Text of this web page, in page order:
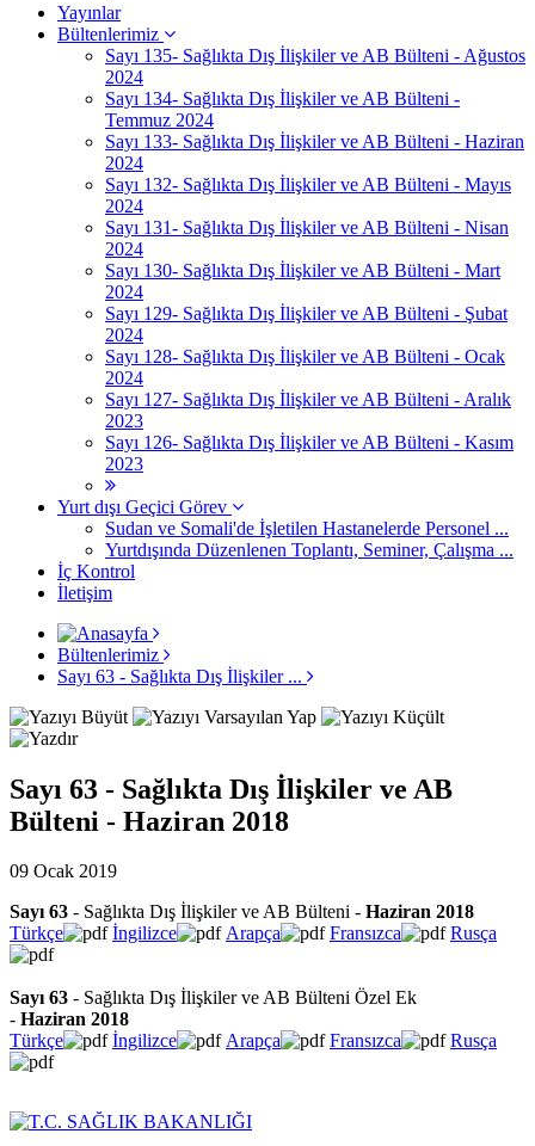
Yayınlar
Bültenlerimiz
Sayı 135- Sağlıkta Dış İlişkiler ve AB Bülteni - Ağustos
2024
Sayı 134- Sağlıkta Dış İlişkiler ve AB Bülteni -
Temmuz 2024
Sayı 133- Sağlıkta Dış İlişkiler ve AB Bülteni - Haziran
2024
Sayı 132- Sağlıkta Dış İlişkiler ve AB Bülteni - Mayıs
2024
Sayı 131- Sağlıkta Dış İlişkiler ve AB Bülteni - Nisan
2024
Sayı 130- Sağlıkta Dış İlişkiler ve AB Bülteni - Mart
2024
Sayı 129- Sağlıkta Dış İlişkiler ve AB Bülteni - Şubat
2024
Sayı 128- Sağlıkta Dış İlişkiler ve AB Bülteni - Ocak
2024
Sayı 127- Sağlıkta Dış İlişkiler ve AB Bülteni - Aralık
2023
Sayı 126- Sağlıkta Dış İlişkiler ve AB Bülteni - Kasım
2023
Yurt dışı Geçici Görev
Sudan ve Somali'de İşletilen Hastanelerde Personel ...
Yurtdışında Düzenlenen Toplantı, Seminer, Çalışma ...
İç Kontrol
İletişim
Bültenlerimiz
Sayı 63 - Sağlıkta Dış İlişkiler ...
Sayı 63 - Sağlıkta Dış İlişkiler ve AB
Bülteni - Haziran 2018
09 Ocak 2019
Sayı 63 - Sağlıkta Dış İlişkiler ve AB Bülteni - Haziran 2018
Türkçe
İngilizce Arapça Fransızca Rusça
Sayı 63 - Sağlıkta Dış İlişkiler ve AB Bülteni Özel Ek
- Haziran 2018
Türkçe
İngilizce Arapça Fransızca Rusça